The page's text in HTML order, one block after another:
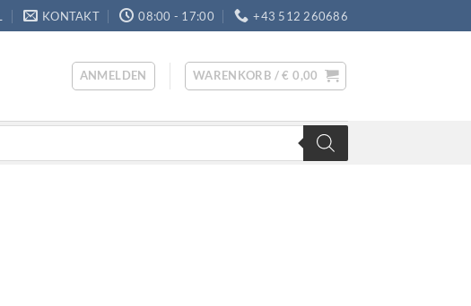
KONTAKT 08:00 - 17:00 +43 512 260686
ANMELDEN WARENKORB /€ 0,00